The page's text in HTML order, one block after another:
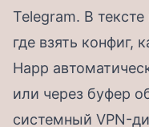
Telegram. В
где взять конфиг,
Happ
или через буфер
системный VPN-